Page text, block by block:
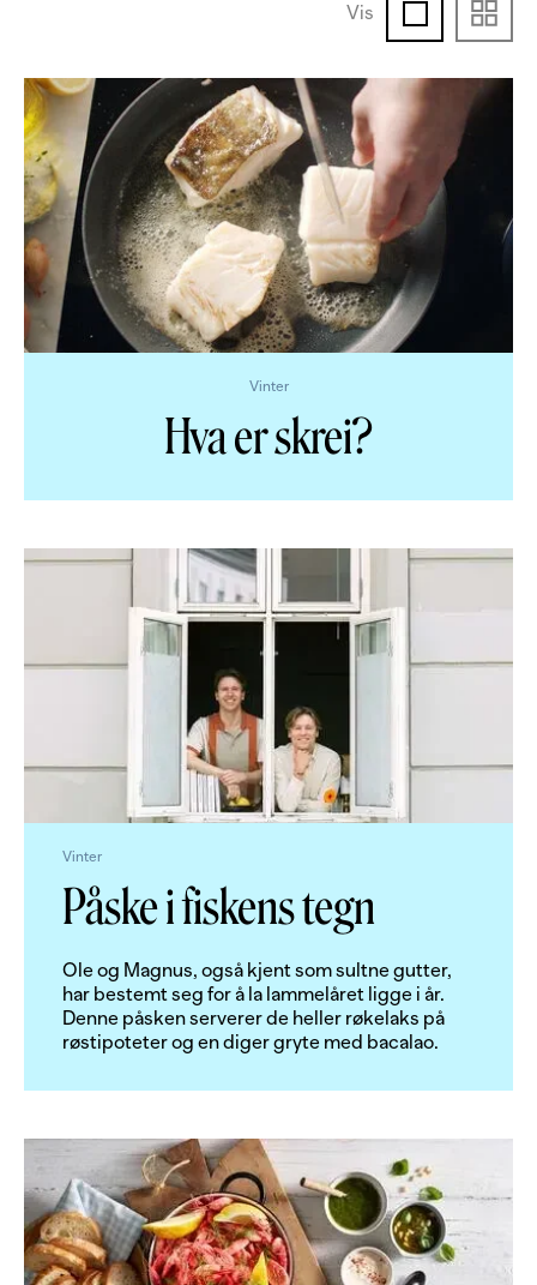
Vis
Vinter
Hva er skrei?
Vinter
Påske i fiskens tegn
Ole og Magnus, også kjent som sultne gutter,
har bestemt seg for å la lammelåret ligge i år.
Denne påsken serverer de heller røkelaks på
røstipoteter og en diger gryte med bacalao.